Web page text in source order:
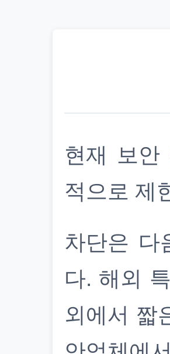
현재 보안
적으로 제
차단은 다
다. 해외
외에서 짧